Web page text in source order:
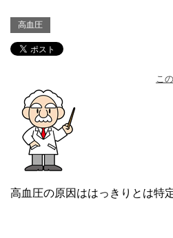
高血圧
こ
高血圧の原因ははっきりとは特